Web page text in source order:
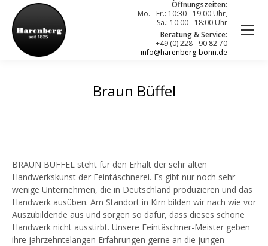
Öffnungszeiten:
Mo. - Fr.: 10:30 - 19:00 Uhr,
Sa.: 10:00 - 18:00 Uhr
Beratung & Service:
+49 (0) 228 - 90 82 70
info@harenberg-bonn.de
Braun Büffel
BRAUN BÜFFEL steht für den Erhalt der sehr alten
Handwerkskunst der Feintäschnerei. Es gibt nur noch sehr
wenige Unternehmen, die in Deutschland produzieren und das
Handwerk ausüben. Am Standort in Kirn bilden wir nach wie vor
Auszubildende aus und sorgen so dafür, dass dieses schöne
Handwerk nicht ausstirbt. Unsere Feintäschner-Meister geben
ihre jahrzehntelangen Erfahrungen gerne an die jungen